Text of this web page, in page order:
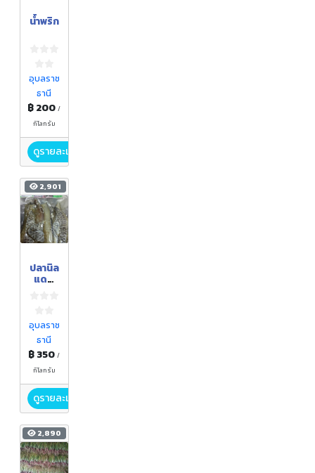
น้ำพริก
อุบลราช
ธานี
฿ 200/
กิโลกรัม
ดูรายละเอียด
2,901
ปลานิล
แดด
อุบลราช
ธานี
฿ 350/
กิโลกรัม
ดูรายละเอียด
2,890